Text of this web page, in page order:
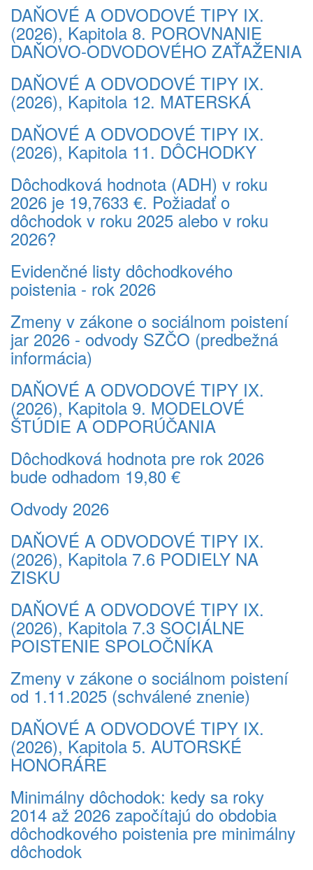
DAŇOVÉ A ODVODOVÉ TIPY IX.
(2026), Kapitola 8. POROVNANIE
DAŇOVO-ODVODOVÉHO ZAŤAŽENIA
DAŇOVÉ A ODVODOVÉ TIPY IX.
(2026), Kapitola 12. MATERSKÁ
DAŇOVÉ A ODVODOVÉ TIPY IX.
(2026), Kapitola 11. DÔCHODKY
Dôchodková hodnota (ADH) v roku
2026 je 19,7633 €. Požiadať o
dôchodok v roku 2025 alebo v roku
2026?
Evidenčné listy dôchodkového
poistenia - rok 2026
Zmeny v zákone o sociálnom poistení
jar 2026 - odvody SZČO (predbežná
informácia)
DAŇOVÉ A ODVODOVÉ TIPY IX.
(2026), Kapitola 9. MODELOVÉ
ŠTÚDIE A ODPORÚČANIA
Dôchodková hodnota pre rok 2026
bude odhadom 19,80 €
Odvody 2026
DAŇOVÉ A ODVODOVÉ TIPY IX.
(2026), Kapitola 7.6 PODIELY NA
ZISKU
DAŇOVÉ A ODVODOVÉ TIPY IX.
(2026), Kapitola 7.3 SOCIÁLNE
POISTENIE SPOLOČNÍKA
Zmeny v zákone o sociálnom poistení
od 1.11.2025 (schválené znenie)
DAŇOVÉ A ODVODOVÉ TIPY IX.
(2026), Kapitola 5. AUTORSKÉ
HONORÁRE
Minimálny dôchodok: kedy sa roky
2014 až 2026 započítajú do obdobia
dôchodkového poistenia pre minimálny
dôchodok